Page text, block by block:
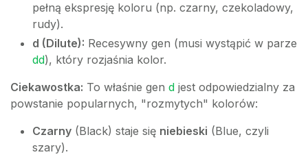
pełną ekspresję koloru (np. czarny, czekoladowy,
rudy).
d (Dilute): Recesywny gen (musi wystąpić w parze
dd), który rozjaśnia kolor.
Ciekawostka: To właśnie gen d jest odpowiedzialny za
powstanie popularnych, "rozmytych" kolorów:
Czarny (Black) staje się niebieski (Blue, czyli
szary).